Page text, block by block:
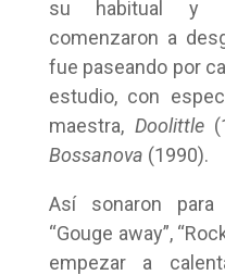
su habitual y
comenzaron a
fue paseando por
estudio, con
maestra, Doolittle
Bossanova (1990).
Así sonaron para
“Gouge away”,
empezar a